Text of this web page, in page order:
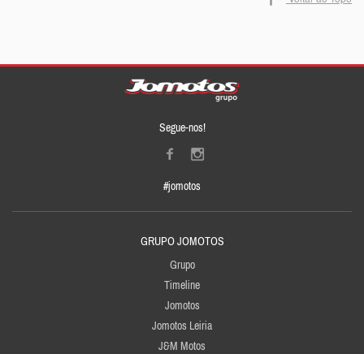
Segue-nos!
#jomotos
GRUPO JOMOTOS
Grupo
Timeline
Jomotos
Jomotos Leiria
J&M Motos